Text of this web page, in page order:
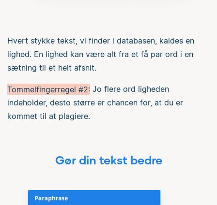
Hvert stykke tekst, vi finder i databasen, kaldes en
lighed. En lighed kan være alt fra et få par ord i en
sætning til et helt afsnit.
Tommelfingerregel #2: Jo flere ord ligheden
indeholder, desto større er chancen for, at du er
kommet til at plagiere.
Gør din tekst bedre